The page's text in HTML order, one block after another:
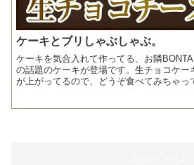
ケーキとブリしゃぶしゃぶ。
ケーキを気合入れて作ってる、お隣
の話題のケーキが登場です。生チョコケー
が上がってるので、どうぞ食べてみちゃっ